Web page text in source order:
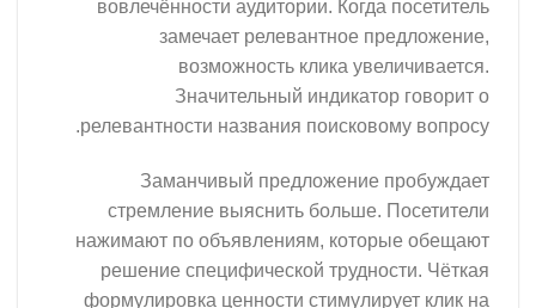
вовлечённости аудитории. Когда посетитель
замечает релевантное предложение,
возможность клика увеличивается.
Значительный индикатор говорит о
релевантности названия поисковому вопросу.
Заманчивый предложение пробуждает
стремление выяснить больше. Посетители
нажимают по объявлениям, которые обещают
решение специфической трудности. Чёткая
формулировка ценности стимулирует клик на